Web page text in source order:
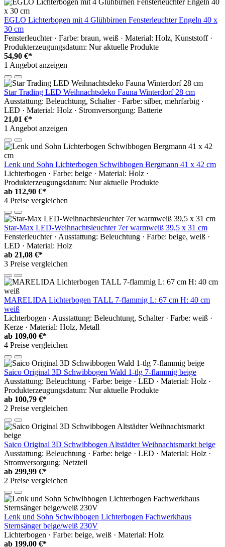
EGLO Lichterbogen mit 4 Glühbirnen Fensterleuchter Engeln 40 x
30 cm
Fensterleuchter · Farbe: braun, weiß · Material: Holz, Kunststoff ·
Produkterzeugungsdatum: Nur aktuelle Produkte
54,90 €*
1 Angebot anzeigen
Star Trading LED Weihnachtsdeko Fauna Winterdorf 28 cm
Ausstattung: Beleuchtung, Schalter · Farbe: silber, mehrfarbig ·
LED · Material: Holz · Stromversorgung: Batterie
21,01 €*
1 Angebot anzeigen
Lenk und Sohn Lichterbogen Schwibbogen Bergmann 41 x 42 cm
Lichterbogen · Farbe: beige · Material: Holz ·
Produkterzeugungsdatum: Nur aktuelle Produkte
ab 112,90 €*
4 Preise vergleichen
Star-Max LED-Weihnachtsleuchter 7er warmweiß 39,5 x 31 cm
Fensterleuchter · Ausstattung: Beleuchtung · Farbe: beige, weiß ·
LED · Material: Holz
ab 21,08 €*
3 Preise vergleichen
MARELIDA Lichterbogen TALL 7-flammig L: 67 cm H: 40 cm
weiß
Lichterbogen · Ausstattung: Beleuchtung, Schalter · Farbe: weiß ·
Kerze · Material: Holz, Metall
ab 109,00 €*
4 Preise vergleichen
Saico Original 3D Schwibbogen Wald 1-tlg 7-flammig beige
Ausstattung: Beleuchtung · Farbe: beige · LED · Material: Holz ·
Produkterzeugungsdatum: Nur aktuelle Produkte
ab 100,79 €*
2 Preise vergleichen
Saico Original 3D Schwibbogen Altstädter Weihnachtsmarkt beige
Ausstattung: Beleuchtung · Farbe: beige · LED · Material: Holz ·
Stromversorgung: Netzteil
ab 299,99 €*
2 Preise vergleichen
Lenk und Sohn Schwibbogen Lichterbogen Fachwerkhaus
Sternsänger beige/weiß 230V
Lichterbogen · Farbe: beige, weiß · Material: Holz
ab 199,00 €*